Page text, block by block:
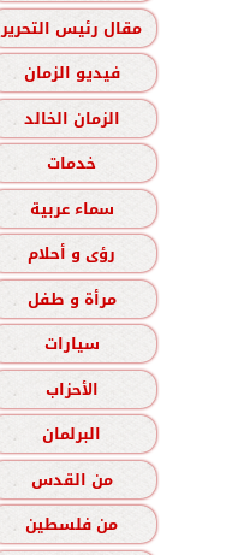
مقال رئيس التحرير
فيديو الزمان
الزمان الخالد
خدمات
سماء عربية
رؤى و أحلام
مرأة و طفل
سيارات
الأحزاب
البرلمان
من القدس
من فلسطين